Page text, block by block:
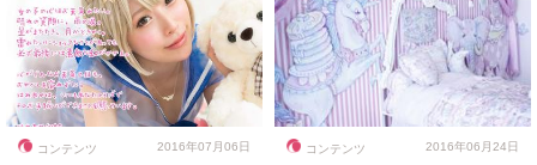
コンテンツ 2016年07月06日 コンテンツ 2016年06月24日